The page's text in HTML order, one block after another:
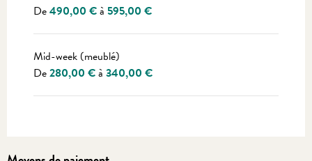
De490,00 €à 595,00 €
Mid-week (meublé)
De280,00 €à 340,00 €